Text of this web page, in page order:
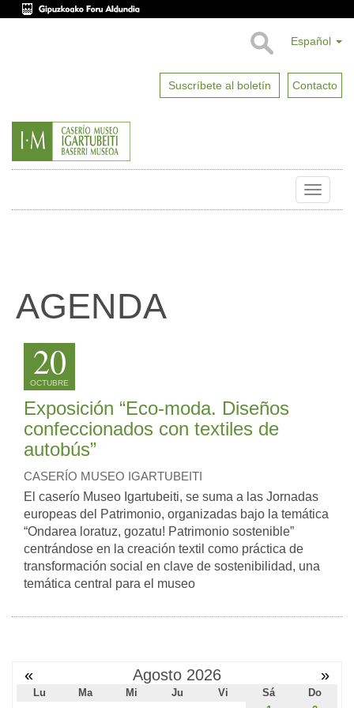
Español
Suscríbete al boletín Contacto
Toggle
AGENDA
20
OCTUBRE
Exposición “Eco-moda. Diseños
confeccionados con textiles de
autobús”
CASERÍO MUSEO IGARTUBEITI
El caserío Museo Igartubeiti, se suma a las Jornadas
europeas del Patrimonio, organizadas bajo la temática
“Ondarea loratuz, gozatu! Patrimonio sostenible”
centrándose en la creación textil como práctica de
transformación social en clave de sostenibilidad, una
temática central para el museo
« Agosto 2026 »
Lu Ma Mi Ju Vi Sá
Do